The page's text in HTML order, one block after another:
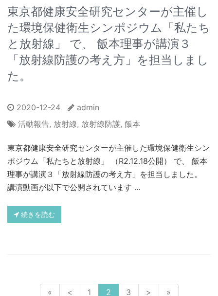
東京都健康安全研究センターが主催し
た環境保健衛生シンポジウム「私たち
と放射線」 で、 飯本理事が講演３
「放射線防護の考え方」を担当しまし
た。
2020-12-24
admin
活動報告, 放射線, 放射線防護, 飯本
東京都健康安全研究センターが主催した環境保健衛生シン
ポジウム「私たちと放射線」 （R2.12.18公開） で、 飯本
理事が講演３「放射線防護の考え方」を担当しました。
講演動画が以下で公開されています …
続きを読む
« < 1 2 3 > »